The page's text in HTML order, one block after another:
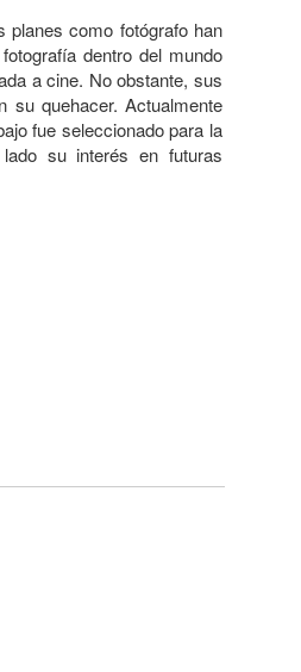
planes como fotógrafo han
dentro del mundo
a cine. No obstante, sus
su quehacer. Actualmente
fue seleccionado para la
su interés en futuras